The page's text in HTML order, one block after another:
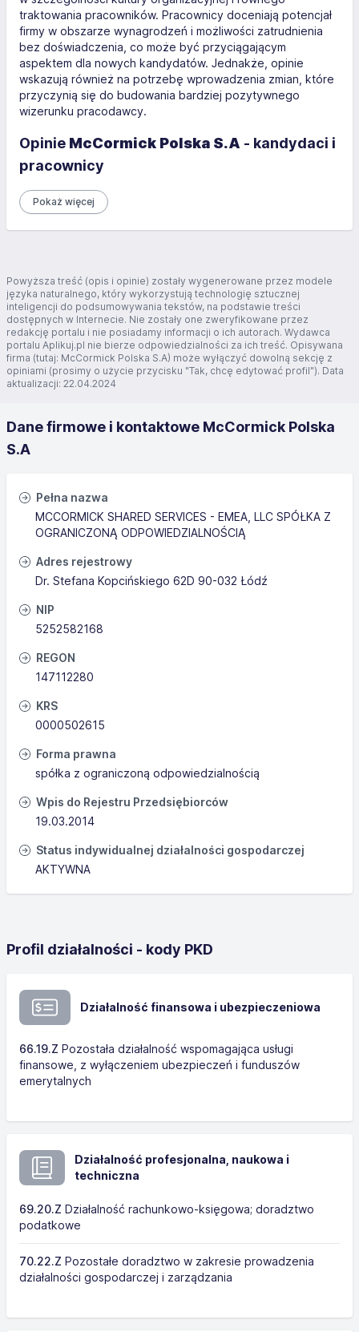
traktowania pracowników. Pracownicy doceniają potencjał
firmy w obszarze wynagrodzeń i możliwości zatrudnienia
bez doświadczenia, co może być przyciągającym
aspektem dla nowych kandydatów. Jednakże, opinie
wskazują również na potrzebę wprowadzenia zmian, które
przyczynią się do budowania bardziej pozytywnego
wizerunku pracodawcy.
Opinie McCormick Polska S.A - kandydaci i
pracownicy
Pokaż więcej
Powyższa treść (opis i opinie) zostały wygenerowane przez modele
języka naturalnego, który wykorzystują technologię sztucznej
inteligencji do podsumowywania tekstów, na podstawie treści
dostępnych w Internecie. Nie zostały one zweryfikowane przez
redakcję portalu i nie posiadamy informacji o ich autorach. Wydawca
portalu Aplikuj.pl nie bierze odpowiedzialności za ich treść. Opisywana
firma (tutaj: McCormick Polska S.A) może wyłączyć dowolną sekcję z
opiniami (prosimy o użycie przycisku "Tak, chcę edytować profil"). Data
aktualizacji: 22.04.2024
Dane firmowe i kontaktowe McCormick Polska
S.A
Pełna nazwa
MCCORMICK SHARED SERVICES - EMEA, LLC SPÓŁKA Z
OGRANICZONĄ ODPOWIEDZIALNOŚCIĄ
Adres rejestrowy
Dr. Stefana Kopcińskiego 62D 90-032 Łódź
NIP
5252582168
REGON
147112280
KRS
0000502615
Forma prawna
spółka z ograniczoną odpowiedzialnością
Wpis do Rejestru Przedsiębiorców
19.03.2014
Status indywidualnej działalności gospodarczej
AKTYWNA
Profil działalności - kody PKD
Działalność finansowa i ubezpieczeniowa
66.19.Z Pozostała działalność wspomagająca usługi
finansowe, z wyłączeniem ubezpieczeń i funduszów
emerytalnych
Działalność profesjonalna, naukowa i
techniczna
69.20.Z Działalność rachunkowo-księgowa; doradztwo
podatkowe
70.22.Z Pozostałe doradztwo w zakresie prowadzenia
działalności gospodarczej i zarządzania